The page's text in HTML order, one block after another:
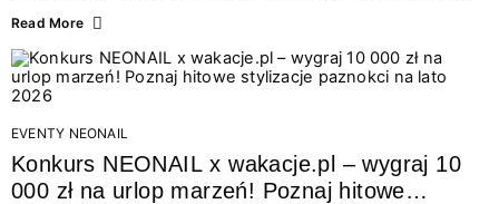
świata beauty i oszałamiających deserów to coś więcej niż
zmysłami: przez soczysty kolor, aksamitną teksturę,
orzeźwiający zapach i słodki akcent na podniebieniu. Tego lata
NEONAIL łączy siły z marką Willisch, tworząc unikalny projekt
na styku jedzenia i piękna....
Read More
EVENTY NEONAIL
Konkurs NEONAIL x wakacje.pl – wygraj 10
000 zł na urlop marzeń! Poznaj hitowe